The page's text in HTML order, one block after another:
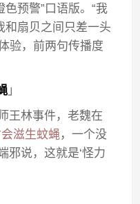
色预警”口语版。“我
和扇贝之间只差一头
验，前两句传播度
」
王林事件，老魏在
滋生蚊蝇，一个没
邪说，这就是‘怪力